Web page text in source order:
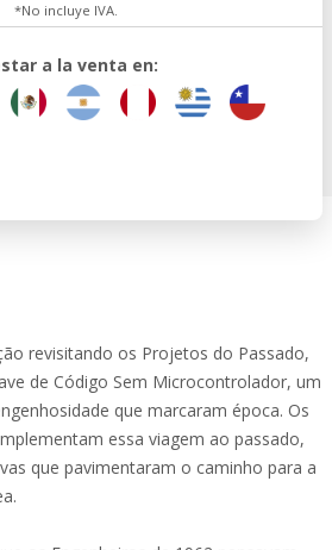
*No incluye IVA.
a la venta en:
revisitando os Projetos do Passado,
de Código Sem Microcontrolador, um
que marcaram época. Os
essa viagem ao passado,
que pavimentaram o caminho para a